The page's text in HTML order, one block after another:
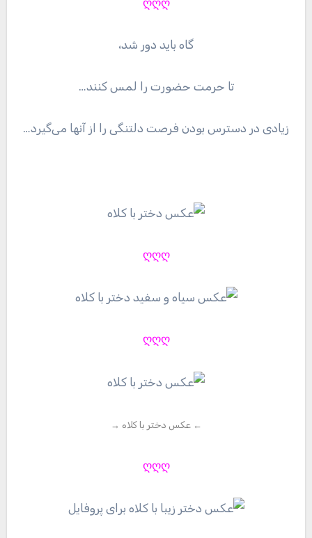
ღღღ
گاه باید دور شد،
تا حرمت حضورت را لمس کنند…
زیادی در دسترس بودن فرصت دلتنگی را از آنها می‌گیرد…
ღღღ
ღღღ
← عکس دختر با کلاه →
ღღღ